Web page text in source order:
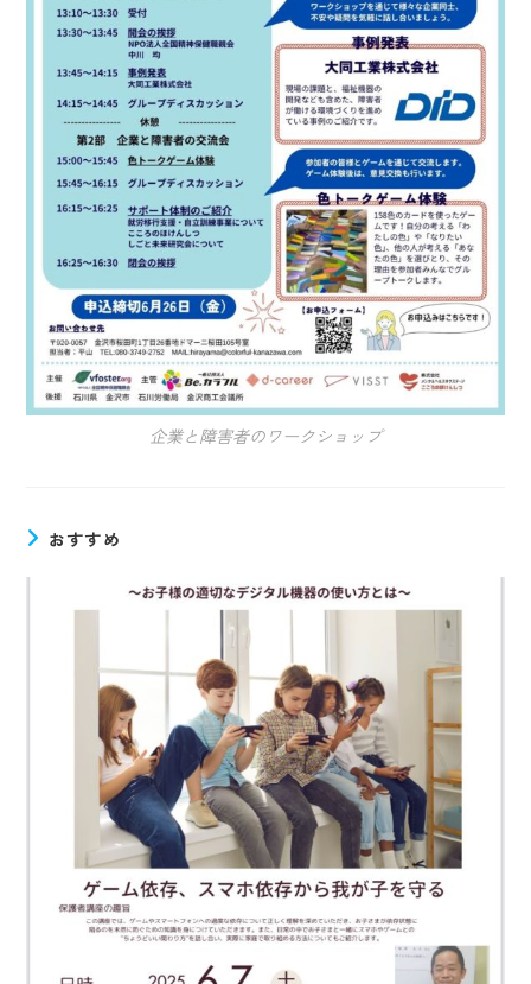
企業と障害者のワークショップ
おすすめ